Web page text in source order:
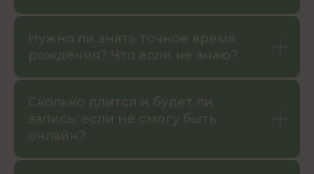
Нужно ли знать точное время
рождения? Что если не знаю?
Сколько длится и будет ли
запись, если не смогу быть
онлайн?